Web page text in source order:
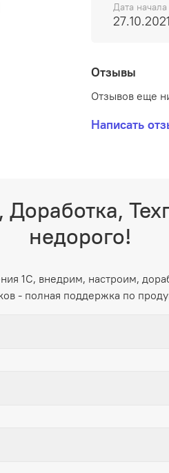
Дата
27.10.2021
Отзывы
Отзывов еще
Написать
недорого!
1С, внедрим, настроим,
- полная поддержка по